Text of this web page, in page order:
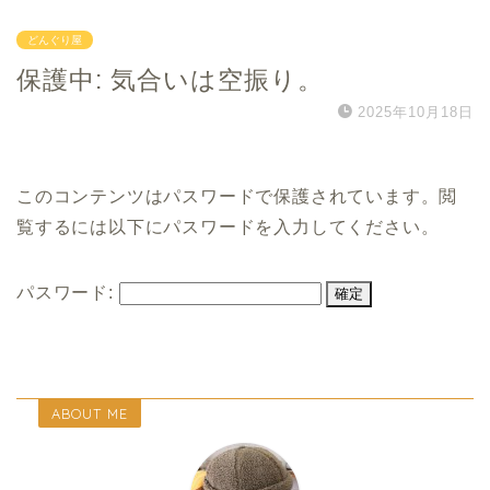
どんぐり屋
保護中: 気合いは空振り。
2025年10月18日
このコンテンツはパスワードで保護されています。閲
覧するには以下にパスワードを入力してください。
パスワード:
ABOUT ME